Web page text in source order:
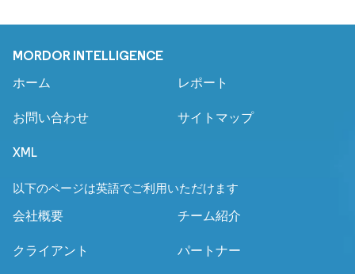
MORDOR INTELLIGENCE
ホーム レポート
お問い合わせ サイトマップ
XML
以下のページは英語でご利用いただけます
会社概要 チーム紹介
クライアント パートナー